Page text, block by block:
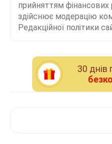
прийняттям фінансових
здійснює модерацію
Редакційної політики
30 днiв